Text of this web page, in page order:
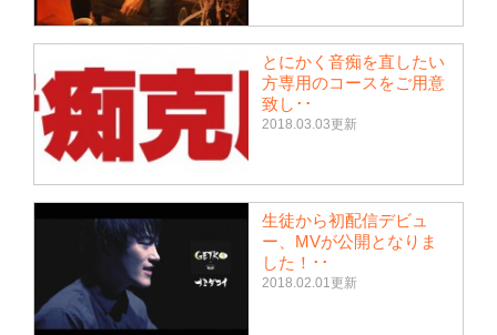
とにかく音痴を直したい
方専用のコースをご用意
致し･･
2018.03.03更新
生徒から初配信デビュ
ー、MVが公開となりま
した！･･
2018.02.01更新